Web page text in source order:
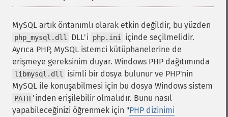
MySQL artık öntanımlı olarak etkin değildir, bu yüzden
php_mysql.dll DLL'i php.ini
içinde seçilmelidir.
Ayrıca PHP, MySQL istemci kütüphanelerine de
erişmeye gereksinim duyar. Windows PHP dağıtımında
libmysql.dll
isimli bir dosya bulunur ve PHP'nin
MySQL ile konuşabilmesi için bu dosya Windows sistem
PATH 'inden erişilebilir olmalıdır. Bunu nasıl
yapabileceğinizi öğrenmek için "PHP dizinimi